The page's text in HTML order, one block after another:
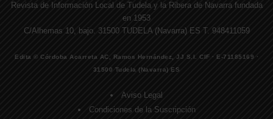
Revista de Información Local de Tudela y la Ribera de Navarra fundada
en 1953
C/Alhemas 10, bajo. 31500 TUDELA (Navarra) ES T. 948411059
Edita © Córdoba Acarreta AC, Ramos Hernández, JJ S.I. CIF · E-71185169 ·
31500 Tudela (Navarra) ES
Aviso Legal
Condiciones de la Suscripción